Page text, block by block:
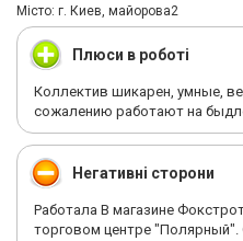
Мiсто: г. Киев, майорова2
Плюси в роботі
Коллектив шикарен, умные,
сожалению работают на
Негативні сторони
Работала В магазине
торговом центре "Полярный".